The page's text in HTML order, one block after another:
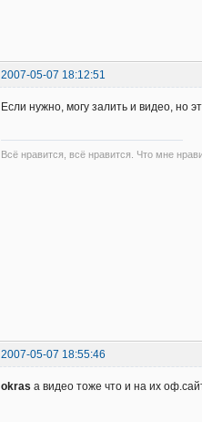
2007-05-07 18:12:51
Если нужно, могу залить и видео, но
Всё нравится, всё нравится. Что мне
2007-05-07 18:55:46
okras а видео тоже что и на их